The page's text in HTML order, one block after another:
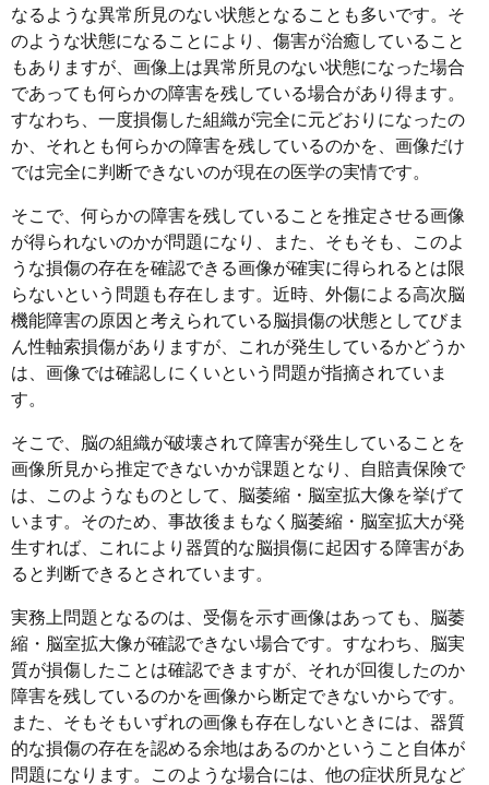
なるような異常所見のない状態となることも多いです。そ
のような状態になることにより、傷害が治癒していること
もありますが、画像上は異常所見のない状態になった場合
であっても何らかの障害を残している場合があり得ます。
すなわち、一度損傷した組織が完全に元どおりになったの
か、それとも何らかの障害を残しているのかを、画像だけ
では完全に判断できないのが現在の医学の実情です。
そこで、何らかの障害を残していることを推定させる画像
が得られないのかが問題になり、また、そもそも、このよ
うな損傷の存在を確認できる画像が確実に得られるとは限
らないという問題も存在します。近時、外傷による高次脳
機能障害の原因と考えられている脳損傷の状態としてびま
ん性軸索損傷がありますが、これが発生しているかどうか
は、画像では確認しにくいという問題が指摘されていま
す。
そこで、脳の組織が破壊されて障害が発生していることを
画像所見から推定できないかが課題となり、自賠責保険で
は、このようなものとして、脳萎縮・脳室拡大像を挙げて
います。そのため、事故後まもなく脳萎縮・脳室拡大が発
生すれば、これにより器質的な脳損傷に起因する障害があ
ると判断できるとされています。
実務上問題となるのは、受傷を示す画像はあっても、脳萎
縮・脳室拡大像が確認できない場合です。すなわち、脳実
質が損傷したことは確認できますが、それが回復したのか
障害を残しているのかを画像から断定できないからです。
また、そもそもいずれの画像も存在しないときには、器質
的な損傷の存在を認める余地はあるのかということ自体が
問題になります。このような場合には、他の症状所見など